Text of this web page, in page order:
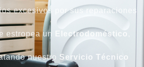
excesivos por sus reparaciones
estropea un Electrodoméstico ,
nuestro Servicio Técnico